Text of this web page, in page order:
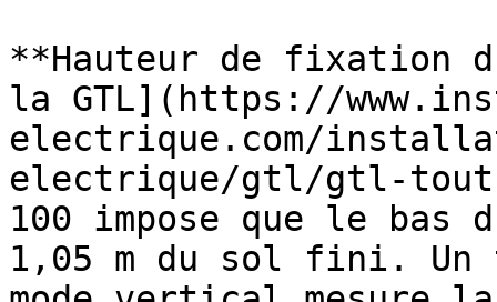
**Hauteur de fixation
la GTL](https://
electrique.com/
electrique/gtl/gtl-
100 impose que le bas
1,05 m du sol fini. Un